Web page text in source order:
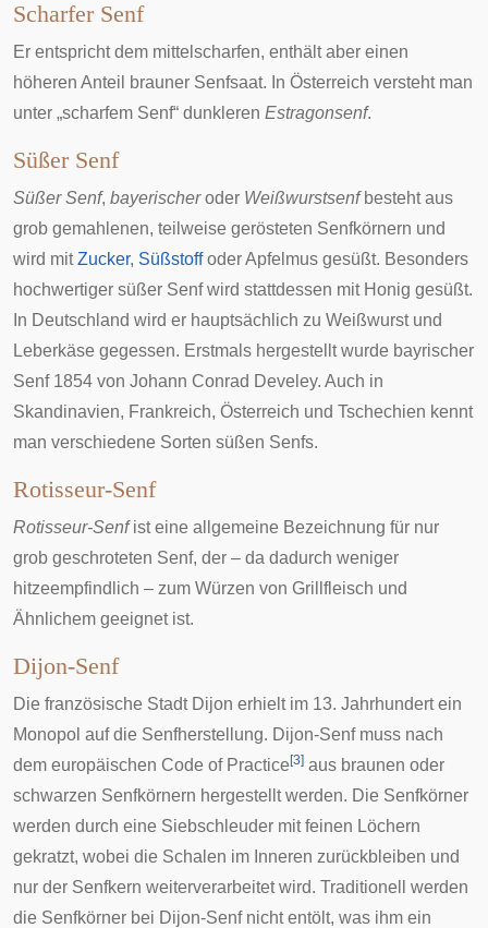
Scharfer Senf
Er entspricht dem mittelscharfen, enthält aber einen
höheren Anteil brauner Senfsaat. In Österreich versteht man
unter „scharfem Senf“ dunkleren Estragonsenf.
Süßer Senf
Süßer Senf, bayerischeroder Weißwurstsenfbesteht aus
grob gemahlenen, teilweise gerösteten Senfkörnern und
wird mitZucker, SüßstoffoderApfelmus gesüßt. Besonders
hochwertiger süßer Senf wird stattdessen mit Honig gesüßt.
In Deutschland wird er hauptsächlich zu Weißwurstund
Leberkäse gegessen. Erstmals hergestellt wurde bayrischer
Senf 1854 von Johann Conrad Develey. Auch in
Skandinavien, Frankreich, Österreich und Tschechien kennt
man verschiedene Sorten süßen Senfs.
Rotisseur-Senf
Rotisseur-Senfist eine allgemeine Bezeichnung für nur
grob geschroteten Senf, der – da dadurch weniger
hitzeempfindlich – zum Würzen von Grillfleisch und
Ähnlichem geeignet ist.
Dijon-Senf
Die französische Stadt Dijon erhielt im 13. Jahrhundert ein
Monopol auf die Senfherstellung. Dijon-Senfmuss nach
dem europäischen Code of Practice [3] aus braunen oder
schwarzen Senfkörnern hergestellt werden. Die Senfkörner
werden durch eine Siebschleuder mit feinen Löchern
gekratzt, wobei die Schalen im Inneren zurückbleiben und
nur der Senfkern weiterverarbeitet wird. Traditionell werden
die Senfkörner bei Dijon-Senf nicht entölt, was ihm ein